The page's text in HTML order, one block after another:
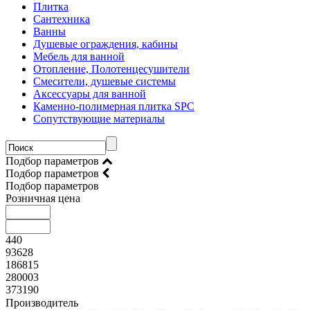
Плитка
Сантехника
Ванны
Душевые ограждения, кабины
Мебель для ванной
Отопление, Полотенцесушители
Смесители, душевые системы
Аксессуары для ванной
Каменно-полимерная плитка SPC
Сопутствующие материалы
Подбор параметров
Подбор параметров
Подбор параметров
Розничная цена
440
93628
186815
280003
373190
Производитель